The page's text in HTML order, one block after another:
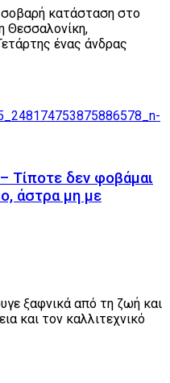
σοβαρή κατάσταση στο
Θεσσαλονίκη,
ένας άνδρας
Τίποτε δεν φοβάμαι
άστρα μη με
ξαφνικά από τη ζωή και
και τον καλλιτεχνικό